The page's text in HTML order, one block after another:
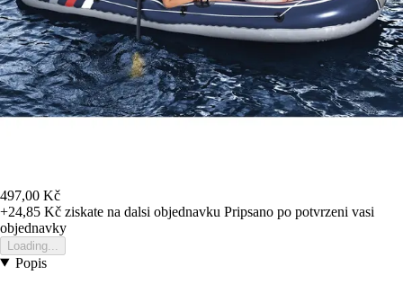
497,00 Kč
+24,85 Kč ziskate na dalsi objednavku Pripsano po potvrzeni vasi
objednavky
Loading...
Popis